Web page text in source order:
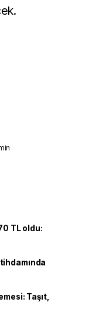
TL oldu:
Taşıt,